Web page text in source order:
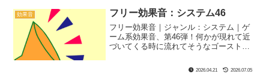
効果音 フリー効果音：システム46
フリー効果音｜ジャンル：システム｜ゲ
ーム系効果音、第46弾！何かが現れて近
づいてくる時に流れてそうなゴーストっ
2026.04.21 2026.07.05